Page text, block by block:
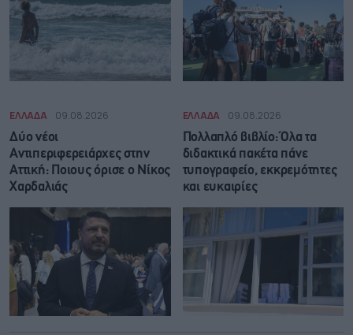
ΕΛΛΑΔΑ 09.08.2026
Δύο νέοι
Αντιπεριφερειάρχες στην
Αττική: Ποιους όρισε ο Νίκος
Χαρδαλιάς
ΕΛΛΑΔΑ 09.08.2026
Πολλαπλό βιβλίο: Όλα τα
διδακτικά πακέτα πάνε
τυπογραφείο, εκκρεμότητες
και ευκαιρίες